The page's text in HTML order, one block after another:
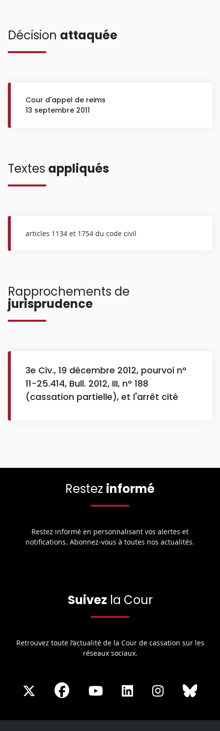
Décision attaquée
Cour d'appel de reims
13 septembre 2011
Textes appliqués
articles 1134 et 1754 du code civil
Rapprochements de
jurisprudence
3e Civ., 19 décembre 2012, pourvoi n°
11-25.414, Bull. 2012, III, n° 188
(cassation partielle), et l'arrêt cité
Restez informé
Restez informé en personnalisant vos alertes et
notifications. Abonnez-vous à toutes nos actualités.
Suivez la Cour
Retrouvez toute l’actualité de la Cour de cassation sur les
réseaux sociaux.
Share
X
Share
Facebook
Share
Youtube
Share
LinkedIn
Share
Instagram